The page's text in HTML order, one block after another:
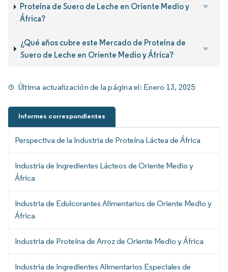
Proteína de Suero de Leche en Oriente Medio y
África?
¿Qué años cubre este Mercado de Proteína de
Suero de Leche en Oriente Medio y África?
Última actualización de la página el: Enero 13, 2025
Informes correspondientes
Perspectiva de la Industria de Proteína Láctea de África
Industria de Ingredientes Lácteos de Oriente Medio y
África
Industria de Edulcorantes Alimentarios de Oriente Medio y
África
Industria de Proteína de Arroz de Oriente Medio y África
Industria de Ingredientes Alimentarios Especiales de